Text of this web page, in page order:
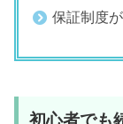
保証制度
初心者でも